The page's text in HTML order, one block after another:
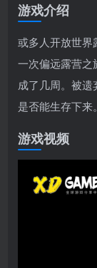
游戏介绍
或多人开放世界
一次偏远露营之
成了几周。被
是否能生存下来。
游戏视频